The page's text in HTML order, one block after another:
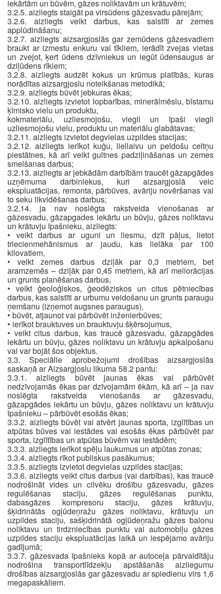
iekārtām un būvēm, gāzes noliktavām un krātuvēm;
3.2.5. aizliegts staigāt pa virsūdens gāzesvadu pārejām;
3.2.6. aizliegts veikt darbus, kas saistīti ar zemes
applūdināšanu;
3.2.7. aizliegts aizsargjoslās gar zemūdens gāzesvadiem
braukt ar izmestu enkuru vai tīkliem, ierādīt zvejas vietas
un zvejot, ķert ūdens dzīvniekus un iegūt ūdensaugus ar
dziļūdens rīkiem;
3.2.8. aizliegts audzēt kokus un krūmus platībās, kuras
norādītas aizsargjoslu noteikšanas metodikā;
3.2.9. aizliegts būvēt jebkuras ēkas;
3.2.10. aizliegts izvietot lopbarības, minerālmēslu, bīstamu
ķīmisko vielu un produktu,
kokmateriālu, uzliesmojošu, viegli un īpaši viegli
uzliesmojošu vielu, produktu un materiālu glabātavas;
3.2.11. aizliegts izvietot degvielas uzpildes stacijas;
3.2.12. aizliegts ierīkot kuģu, liellaivu un peldošu celtņu
piestātnes, kā arī veikt gultnes padziļināšanas un zemes
smelšanas darbus;
3.2.13. aizliegts ar jebkādām darbībām traucēt gāzapgādes
uzņēmuma darbiniekus, kuri aizsargjoslā veic
ekspluatācijas, remonta, pārbūves, avāriju novēršanas vai
to seku likvidēšanas darbus;
3.2.14. ja nav noslēgta rakstveida vienošanas ar
gāzesvadu, gāzapgades iekārtu un būvju, gāzes noliktavu
un krātuvju īpašnieku, aizliegts:
• veikt darbus ar uguni un liesmu, dzīt pāļus, lietot
triecienmehānismus ar jaudu, kas lielāka par 100
kilovatiem,
• veikt zemes darbus dziļāk par 0,3 metriem, bet
aramzemēs – dziļāk par 0,45 metriem, kā arī meliorācijas
un grunts planēšanas darbus,
• veikt ģeoloģiskos, ģeodēziskos un citus pētniecības
darbus, kas saistīti ar urbumu veidošanu un grunts paraugu
ņemšanu (izņemot augsnes paraugus),
• būvēt, atjaunot vai pārbūvēt inženierbūves;
• ierīkot brauktuves un brauktuvju šķērsojumus,
• veikt citus darbus, kas traucē gāzesvadu, gāzapgādes
iekārtu un būvju, gāzes noliktavu un krātuvju apkalpošanu
vai var bojāt šos objektus.
3.3. Speciālie aprobežojumi drošības aizsargjoslās
saskaņā ar Aizsargjoslu likuma 58.2 pantu:
3.3.1. aizliegts būvēt jaunas ēkas vai pārbūvēt
nedzīvojamās ēkas par dzīvojamām ēkām, kā arī – ja nav
noslēgta rakstveida vienošanās ar gāzesvadu,
gāzapgādes iekārtu un būvju, gāzes noliktavu un krātuvju
īpašnieku – pārbūvēt esošās ēkas;
3.3.2. aizliegts būvēt vai atvērt jaunas sporta, izglītības un
atpūtas būves vai iestādes vai esošās ēkas pārbūvēt par
sporta, izglītības un atpūtas būvēm vai iestādēm;
3.3.3. aizliegts ierīkot spēļu laukumus un atpūtas zonas;
3.3.4. aizliegts rīkot publiskus pasākumus;
3.3.5. aizliegts izvietot degvielas uzpildes stacijas;
3.3.6. aizliegts veikt citus darbus (vai darbības), kas traucē
nodrošināt vides un cilvēku drošību gāzesvadu, gāzes
regulēšanas staciju, gāzes regulēšanas punktu,
dabasgāzes kompresoru staciju, gāzes krātuvju,
šķidrinātās ogļūdeņražu gāzes noliktavu, krātuvju un
uzpildes staciju, sašķidrinātā ogļūdeņražu gāzes balonu
noliktavu un tirdzniecības punktu vai automobiļu gāzes
uzpildes staciju ekspluatācijas laikā un iespējamo avāriju
gadījumā;
3.3.7. gāzesvada īpašnieks kopā ar autoceļa pārvaldītāju
nodrošina transportlīdzekļu apstāšanās aizliegumu
drošības aizsargjoslās gar gāzesvadu ar spiedienu virs 1,6
megapaskāliem.